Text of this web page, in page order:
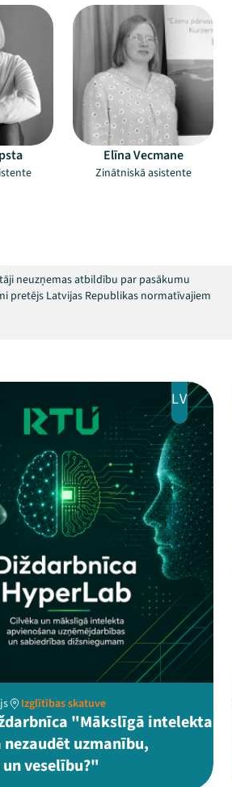
Elīna Vecmane
Zinātniskā asistente
neuzņemas atbildību par pasākumu
pretējs Latvijas Republikas normatīvajiem
LV
Izglītības skatuve
"Mākslīgā intelekta
uzmanību,
veselību?"